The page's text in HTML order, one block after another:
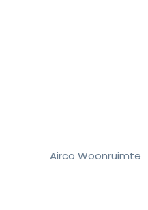
Airco Woonruimte